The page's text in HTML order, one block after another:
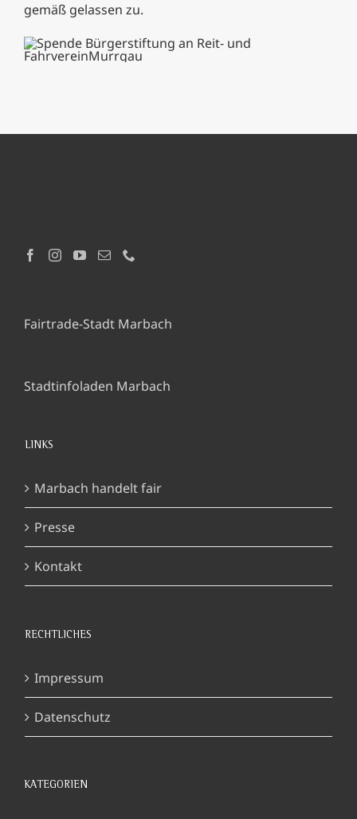
gemäß gelassen zu.
Fairtrade-Stadt Marbach
Stadtinfoladen Marbach
LINKS
Marbach handelt fair
Presse
Kontakt
RECHTLICHES
Impressum
Datenschutz
KATEGORIEN